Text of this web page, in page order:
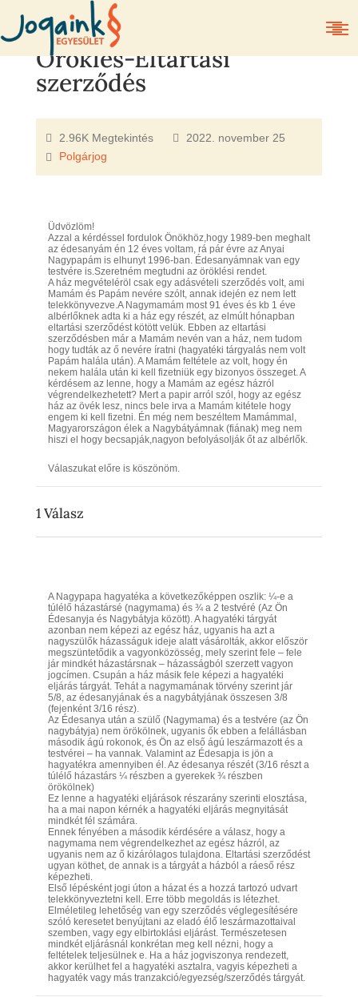
Öröklés-Eltartási
szerződés
2.96K Megtekintés
2022. november 25
Polgárjog
Üdvözlöm!
Azzal a kérdéssel fordulok Önökhöz,hogy 1989-ben meghalt
az édesanyám én 12 éves voltam, rá pár évre az Anyai
Nagypapám is elhunyt 1996-ban. Édesanyámnak van egy
testvére is.Szeretném megtudni az öröklési rendet.
A ház megvételéröl csak egy adásvételi szerződés volt, ami
Mamám és Papám nevére szólt, annak idején ez nem lett
telekkönyvezve.A Nagymamám most 91 éves és kb 1 éve
albérlőknek adta ki a ház egy részét, az elmúlt hónapban
eltartási szerződést kötött velük. Ebben az eltartási
szerződésben már a Mamám nevén van a ház, nem tudom
hogy tudták az ő nevére íratni (hagyatéki tárgyalás nem volt
Papám halála után). A Mamám feltétele az volt, hogy én
nekem halála után ki kell fizetniük egy bizonyos összeget. A
kérdésem az lenne, hogy a Mamám az egész házról
végrendelkezhetett? Mert a papir arról szól, hogy az egész
ház az övék lesz, nincs bele irva a Mamám kitétele hogy
engem ki kell fizetni. Én még nem beszéltem Mamámmal,
Magyarországon élek a Nagybátyámnak (fiának) meg nem
hiszi el hogy becsapják,nagyon befolyásolják őt az albérlők.
Válaszukat előre is köszönöm.
1Válasz
A Nagypapa hagyatéka a következőképpen oszlik: ¼-e a
túlélő házastársé (nagymama) és ¾ a 2 testvéré (Az Ön
Édesanyja és Nagybátyja között). A hagyatéki tárgyát
azonban nem képezi az egész ház, ugyanis ha azt a
nagyszülők házasságuk ideje alatt vásárolták, akkor először
megszüntetődik a vagyonközösség, mely szerint fele – fele
jár mindkét házastársnak – házasságból szerzett vagyon
jogcímen. Csupán a ház másik fele képezi a hagyatéki
eljárás tárgyát. Tehát a nagymamának törvény szerint jár
5/8, az édesanyjának és a nagybátyjának összesen 3/8
(fejenként 3/16 rész).
Az Édesanya után a szülő (Nagymama) és a testvére (az Ön
nagybátyja) nem örökölnek, ugyanis ők ebben a felállásban
második ágú rokonok, és Ön az első ágú leszármazott és a
testvérei – ha vannak. Valamint az Édesapja is jön a
hagyatékra amennyiben él. Az édesanya részét (3/16 részt a
túlélő házastárs ¼ részben a gyerekek ¾ részben
örökölnek)
Ez lenne a hagyatéki eljárások részarány szerinti elosztása,
ha a mai napon kérnék a hagyatéki eljárás megnyitását
mindkét fél számára.
Ennek fényében a második kérdésére a válasz, hogy a
nagymama nem végrendelkezhet az egész házról, az
ugyanis nem az ő kizárólagos tulajdona. Eltartási szerződést
ugyan köthet, de annak is a tárgyát a házból a ráeső rész
képezheti.
Első lépésként jogi úton a házat és a hozzá tartozó udvart
telekkönyveztetni kell. Erre több megoldás is létezhet.
Elméletileg lehetőség van egy szerződés véglegesítésére
szóló keresetet benyújtani az eladó élő leszármazottaival
szemben, vagy egy elbirtoklási eljárást. Természetesen
mindkét eljárásnál konkrétan meg kell nézni, hogy a
feltételek teljesülnek e. Ha a ház jogviszonya rendezett,
akkor kerülhet fel a hagyatéki asztalra, vagyis képezheti a
hagyaték vagy más tranzakció/egyezség/szerződés tárgyát.